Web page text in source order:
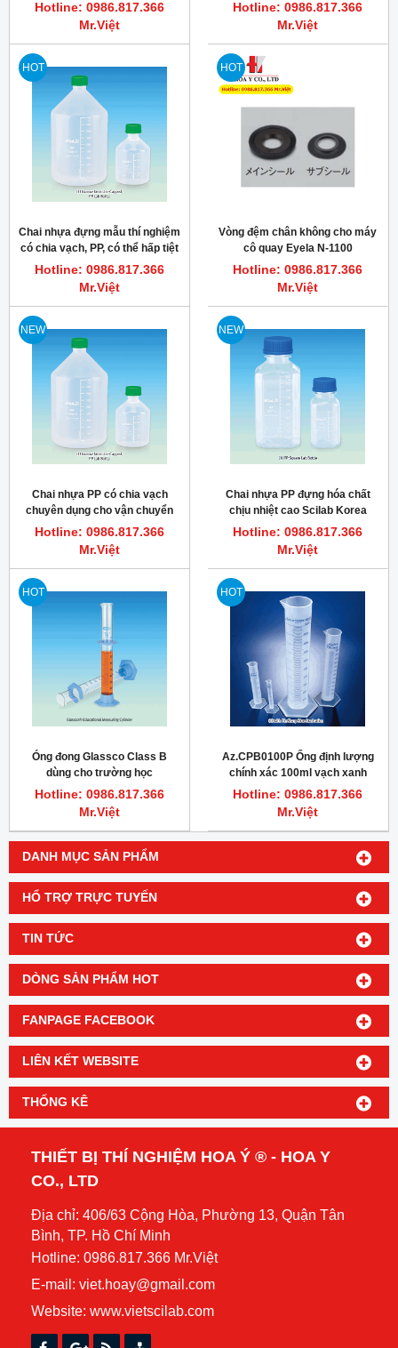
DANH MỤC SẢN PHẨM
HỔ TRỢ TRỰC TUYẾN
TIN TỨC
DÒNG SẢN PHẨM HOT
FANPAGE FACEBOOK
LIÊN KẾT WEBSITE
THỐNG KÊ
Hotline: 0986.817.366
Mr.Việt
Hotline: 0986.817.366
Mr.Việt
HOT
Chai nhựa đựng mẫu thí nghiệm
có chia vạch, PP, có thể hấp tiệt
trùng
Hotline: 0986.817.366
Mr.Việt
HOT
Vòng đệm chân không cho máy
cô quay Eyela N-1100
Hotline: 0986.817.366
Mr.Việt
NEW
Chai nhựa PP có chia vạch
chuyên dụng cho vận chuyển
hóa chất Wids 100~2,000ml
Hotline: 0986.817.366
Mr.Việt
NEW
Chai nhựa PP đựng hóa chất
chịu nhiệt cao Scilab Korea
100~1,000ml
Hotline: 0986.817.366
Mr.Việt
HOT
Óng đong Glassco Class B
dùng cho trường học
Hotline: 0986.817.366
Mr.Việt
HOT
Az.CPB0100P Ống định lượng
chính xác 100ml vạch xanh
Azlon
Hotline: 0986.817.366
Mr.Việt
THIẾT BỊ THÍ NGHIỆM HOA Ý ® - HOA Y
CO., LTD
Địa chỉ: 406/63 Cộng Hòa, Phường 13, Quận Tân
Bình, TP. Hồ Chí Minh
Hotline: 0986.817.366 Mr.Việt
E-mail: viet.hoay@gmail.com
Website: www.vietscilab.com